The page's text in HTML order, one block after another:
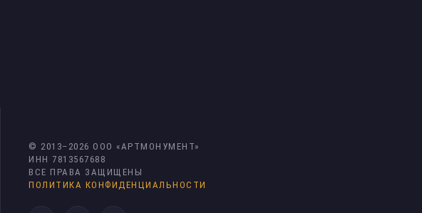
© 2013– 2026 ООО «АРТМОНУМЕНТ»
ИНН 7813567688
ВСЕ ПРАВА ЗАЩИЩЕНЫ
ПОЛИТИКА КОНФИДЕНЦИАЛЬНОСТИ